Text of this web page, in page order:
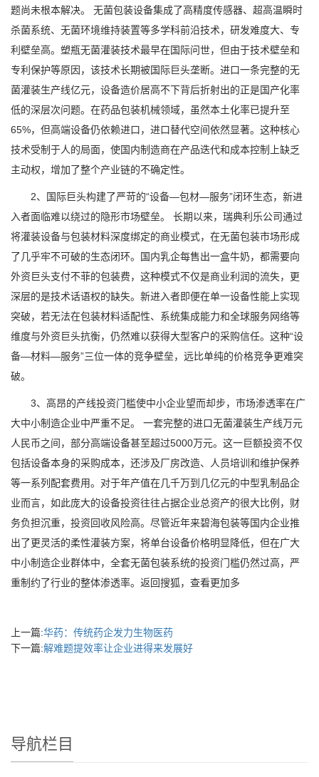
题尚未根本解决。 无菌包装设备集成了高精度传感器、超高温瞬时
杀菌系统、无菌环境维持装置等多学科前沿技术，研发难度大、专
利壁垒高。塑瓶无菌灌装技术最早在国际问世，但由于技术壁垒和
专利保护等原因，该技术长期被国际巨头垄断。进口一条完整的无
菌灌装生产线亿元，设备造价居高不下背后折射出的正是国产化率
低的深层次问题。在药品包装机械领域，虽然本土化率已提升至
65%，但高端设备仍依赖进口，进口替代空间依然显著。这种核心
技术受制于人的局面，使国内制造商在产品迭代和成本控制上缺乏
主动权，增加了整个产业链的不确定性。
2、国际巨头构建了严苛的“设备—包材—服务”闭环生态，新进
入者面临难以绕过的隐形市场壁垒。 长期以来，瑞典利乐公司通过
将灌装设备与包装材料深度绑定的商业模式，在无菌包装市场形成
了几乎牢不可破的生态闭环。国内乳企每售出一盒牛奶，都需要向
外资巨头支付不菲的包装费，这种模式不仅是商业利润的流失，更
深层的是技术话语权的缺失。新进入者即便在单一设备性能上实现
突破，若无法在包装材料适配性、系统集成能力和全球服务网络等
维度与外资巨头抗衡，仍然难以获得大型客户的采购信任。这种“设
备—材料—服务”三位一体的竞争壁垒，远比单纯的价格竞争更难突
破。
3、高昂的产线投资门槛使中小企业望而却步，市场渗透率在广
大中小制造企业中严重不足。 一套完整的进口无菌灌装生产线万元
人民币之间，部分高端设备甚至超过5000万元。这一巨额投资不仅
包括设备本身的采购成本，还涉及厂房改造、人员培训和维护保养
等一系列配套费用。对于年产值在几千万到几亿元的中型乳制品企
业而言，如此庞大的设备投资往往占据企业总资产的很大比例，财
务负担沉重，投资回收风险高。尽管近年来碧海包装等国内企业推
出了更灵活的柔性灌装方案，将单台设备价格明显降低，但在广大
中小制造企业群体中，全套无菌包装系统的投资门槛仍然过高，严
重制约了行业的整体渗透率。返回搜狐，查看更加多
上一篇:华药：传统药企发力生物医药
下一篇:解难题提效率让企业进得来发展好
导航栏目